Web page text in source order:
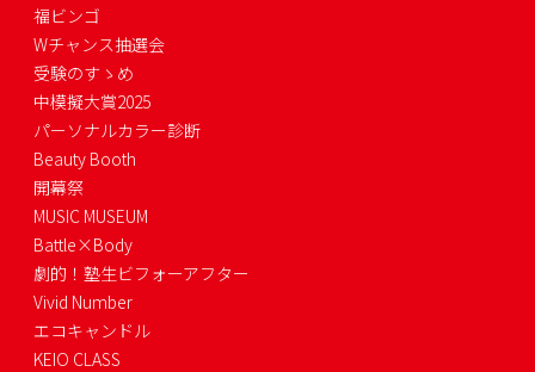
福ビンゴ
Wチャンス抽選会
受験のすゝめ
中模擬大賞2025
パーソナルカラー診断
Beauty Booth
開幕祭
MUSIC MUSEUM
Battle×Body
劇的！塾生ビフォーアフター
Vivid Number
エコキャンドル
KEIO CLASS